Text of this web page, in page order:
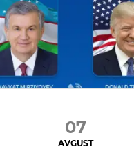
07
AVGUST